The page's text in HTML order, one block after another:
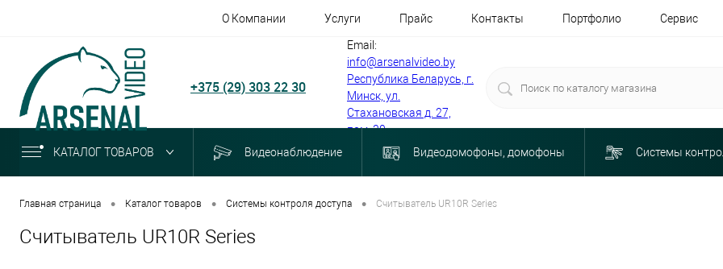
О Компании Услуги Прайс Контакты Портфолио Сервис
+375 (29) 303 22 30
Email:
info@arsenalvideo.by
Республика Беларусь, г.
Минск, ул.
Стахановская д. 27,
пом. 30
КАТАЛОГ ТОВАРОВ Видеонаблюдение Видеодомофоны, домофоны Системы
Главная страница • Каталог товаров • Системы контроля доступа • Считыватель UR10R Series
Считыватель UR10R Series